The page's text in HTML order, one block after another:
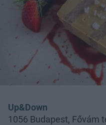
Up&Down
1056 Budapest, Fővám